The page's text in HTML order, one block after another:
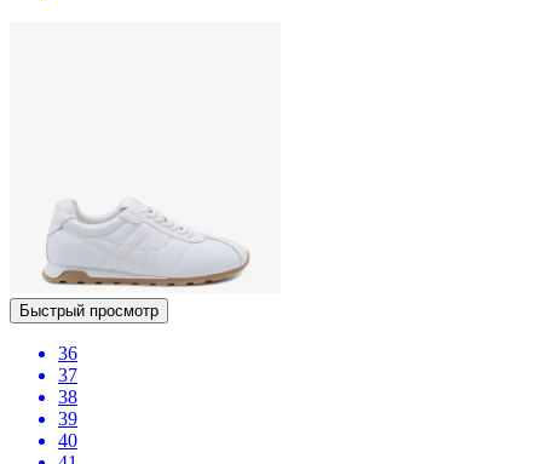
Быстрый просмотр
36
37
38
39
40